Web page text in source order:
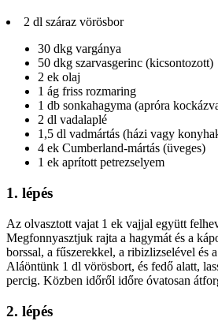
2 dl száraz vörösbor
30 dkg vargánya
50 dkg szarvasgerinc (kicsontozott)
2 ek olaj
1 ág friss rozmaring
1 db sonkahagyma (apróra
2 dl vadalaplé
1,5 dl vadmártás (házi vagy
4 ek Cumberland-mártás (üveges)
1 ek aprított petrezselyem
1. lépés
Az olvasztott vajat 1 ek vajjal együtt
Megfonnyasztjuk rajta a hagymát és a
borssal, a fűszerekkel, a ribizlizselével és
Aláöntünk 1 dl vörösbort, és fedő alatt,
percig. Közben időről időre óvatosan
2. lépés